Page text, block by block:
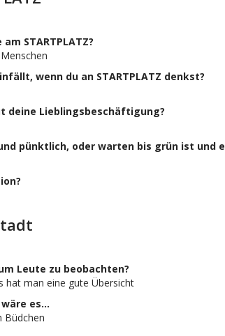
STARTPLATZ?
wenn du an STARTPLATZ denkst?
deine Lieblingsbeschäftigung?
pünktlich, oder warten bis grün ist und
Leute zu beobachten?
hat man eine gute Übersicht
wäre es…
Büdchen